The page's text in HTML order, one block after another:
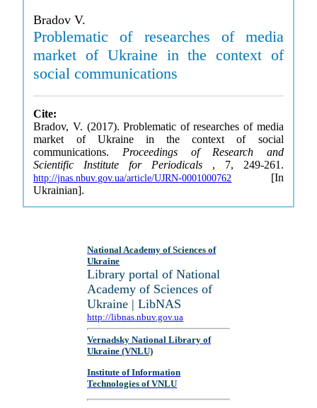
Bradov V.
Problematic of researches of media
market of Ukraine in the context of
social communications
Cite:
Bradov, V. (2017). Problematic of researches of media
market of Ukraine in the context of social
communications. Proceedings of Research and
Scientific Institute for Periodicals , 7, 249-261.
http://jnas.nbuv.gov.ua/article/UJRN-0001000762 [In
Ukrainian].
National Academy of Sciences of
Ukraine
Library portal of National
Academy of Sciences of
Ukraine | LibNAS
http://libnas.nbuv.gov.ua
Vernadsky National Library of
Ukraine (VNLU)
Institute of Information
Technologies of VNLU